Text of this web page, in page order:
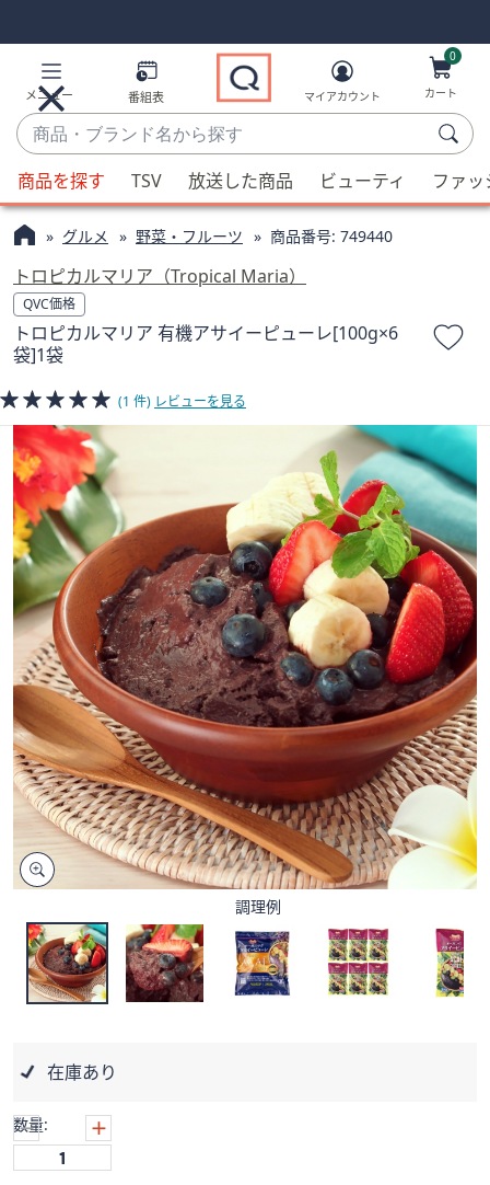
Links
Links2
メニュー 番組表
商
品・
ブ
ラ
ン
名
か
ら
探
す
候
補
が
利
用
可
能
な
合、
上
下
の
矢
印
キ
ー
ま
た
は
タ
ッ
チ
デ
バ
ス
で
右
に
ス
ワ
プ
て
閲
覧
マイアカウント
0
カート
商品を探す TSV 放送した商品 ビューティ ファ
グルメ 野菜・フルーツ 商品番号: 749440
トロピカルマリア（Tropical Maria）
QVC価格
トロピカルマリア 有機アサイーピューレ[100g×6
袋]1袋
(1 件) レビューを見る
調理例
在庫あり
数量: